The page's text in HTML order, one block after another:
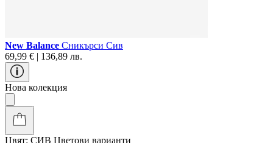
New Balance Сникърси Сив
69,99 € | 136,89 лв.
Нова колекция
Цвят: СИВ Цветови варианти